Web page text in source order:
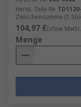
Herst. Teile-Nr.
Zwischensumme (1
104,97 €(ohne
Menge